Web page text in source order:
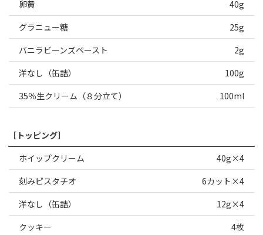
卵黄
40g
グラニュー糖
25g
バニラビーンズペースト
2g
洋なし（缶詰）
100g
35％生クリーム（８分立て）
100ml
［トッピング］
ホイップクリーム
40g×4
刻みピスタチオ
6カット×4
洋なし（缶詰）
12g×4
クッキー
4枚